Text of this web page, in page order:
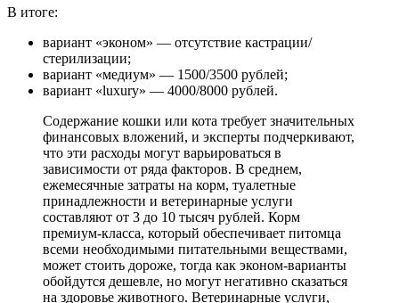
В итоге:
вариант «эконом» — отсутствие кастрации/
стерилизации;
вариант «медиум» — 1500/3500 рублей;
вариант «luxury» — 4000/8000 рублей.
Содержание кошки или кота требует значительных
финансовых вложений, и эксперты подчеркивают,
что эти расходы могут варьироваться в
зависимости от ряда факторов. В среднем,
ежемесячные затраты на корм, туалетные
принадлежности и ветеринарные услуги
составляют от 3 до 10 тысяч рублей. Корм
премиум-класса, который обеспечивает питомца
всеми необходимыми питательными веществами,
может стоить дороже, тогда как эконом-варианты
обойдутся дешевле, но могут негативно сказаться
на здоровье животного. Ветеринарные услуги,